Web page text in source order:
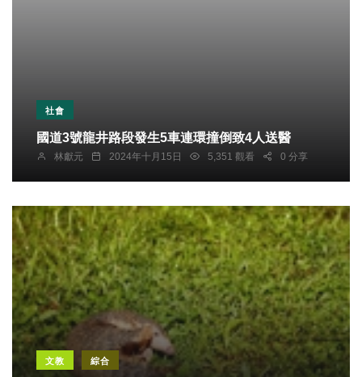
社會
國道3號龍井路段發生5車連環撞倒致4人送醫
林獻元 2024年十月15日 5,351 觀看 0 分享
文教 綜合